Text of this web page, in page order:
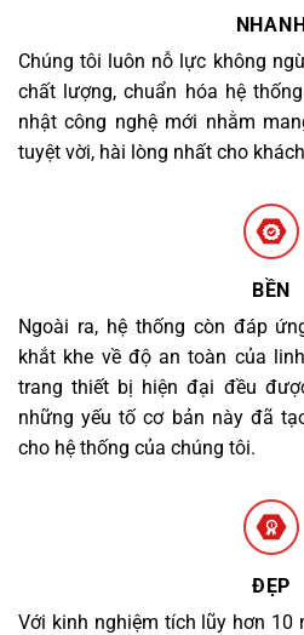
Chúng tôi luôn nỗ lực không
chất lượng, chuẩn hóa hệ
nhật công nghệ mới nhằm
tuyệt vời, hài lòng nhất cho
BỀN
Ngoài ra, hệ thống còn đáp
khắt khe về độ an toàn của
trang thiết bị hiện đại đều
những yếu tố cơ bản này đã
cho hệ thống của chúng tôi.
ĐẸP
Với kinh nghiệm tích lũy hơn 10